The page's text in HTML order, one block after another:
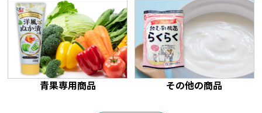
青果専用商品 その他の商品